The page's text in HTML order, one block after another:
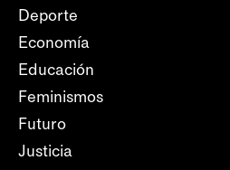
Deporte
Economía
Educación
Feminismos
Futuro
Justicia